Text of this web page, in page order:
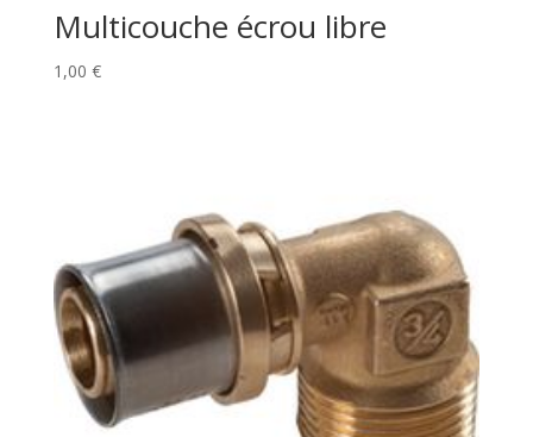
Multicouche écrou libre
1,00 €